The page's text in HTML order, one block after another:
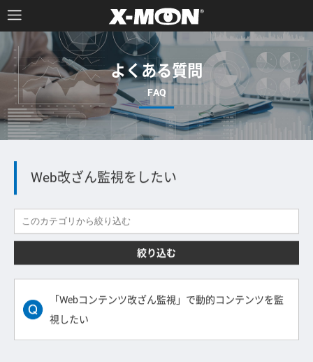
よくある質問
Web改ざん監視をしたい
絞り込む
「Webコンテンツ改ざん監視」で動的コンテンツを監
視したい